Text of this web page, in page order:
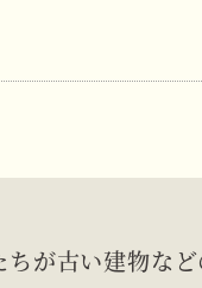
ちが古い建物な